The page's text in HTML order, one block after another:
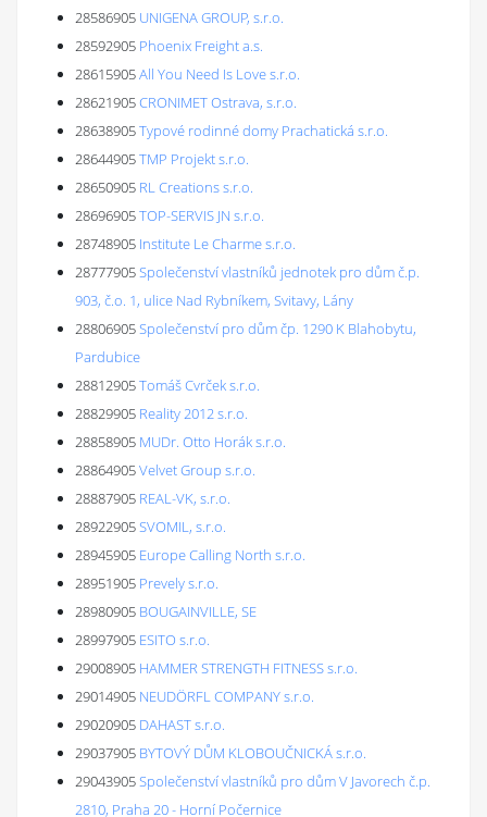
28586905 UNIGENA GROUP, s.r.o.
28592905 Phoenix Freight a.s.
28615905All You Need Is Love s.r.o.
28621905CRONIMET Ostrava, s.r.o.
28638905Typové rodinné domy Prachatická s.r.o.
28644905TMP Projekt s.r.o.
28650905 RL Creations s.r.o.
28696905TOP-SERVIS JN s.r.o.
28748905 Institute Le Charme s.r.o.
28777905Společenství vlastníků jednotek pro dům č.p.
903, č.o. 1, ulice Nad Rybníkem, Svitavy, Lány
28806905Společenství pro dům čp. 1290 K Blahobytu,
Pardubice
28812905Tomáš Cvrček s.r.o.
28829905 Reality 2012 s.r.o.
28858905 MUDr. Otto Horák s.r.o.
28864905Velvet Group s.r.o.
28887905 REAL-VK, s.r.o.
28922905SVOMIL, s.r.o.
28945905 Europe Calling North s.r.o.
28951905 Prevely s.r.o.
28980905 BOUGAINVILLE, SE
28997905 ESITO s.r.o.
29008905 HAMMER STRENGTH FITNESS s.r.o.
29014905 NEUDÖRFL COMPANY s.r.o.
29020905 DAHAST s.r.o.
29037905 BYTOVÝ DŮM KLOBOUČNICKÁ s.r.o.
29043905Společenství vlastníků pro dům V Javorech č.p.
2810, Praha 20 - Horní Počernice